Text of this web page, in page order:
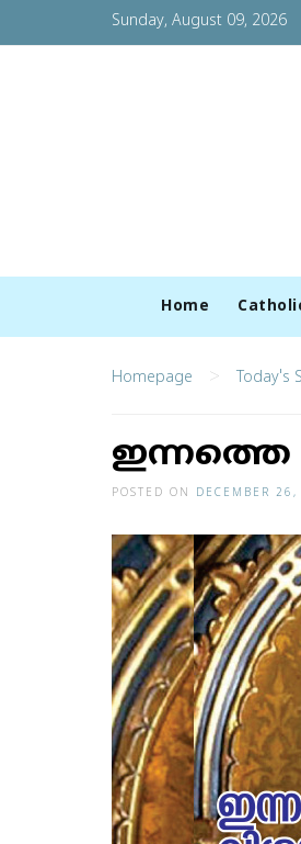
Sunday, August 09, 2026
Home
Homepage > Today's
ഇന്നത്തെ
POSTED ON DECEMBER